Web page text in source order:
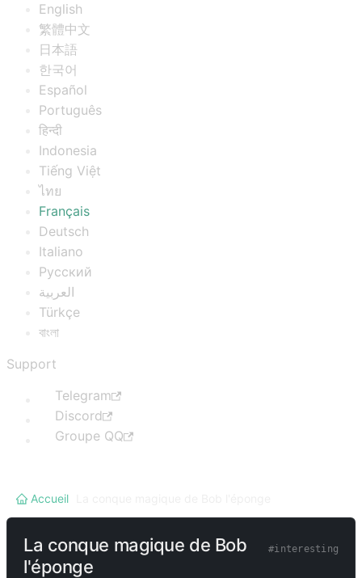
English
繁體中文
日本語
한국어
Español
Português
हिन्दी
Indonesia
Tiếng Việt
ไทย
Français
Deutsch
Italiano
Русский
العربية
Türkçe
বাংলা
Support
Telegram
Discord
Groupe QQ
Accueil
La conque magique de Bob
l'éponge
#interesting